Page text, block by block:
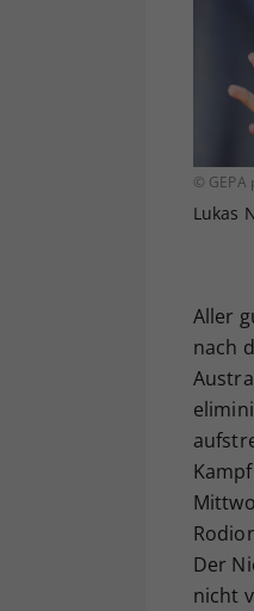
© GEPA
Lukas
Aller
nach
Der
nicht